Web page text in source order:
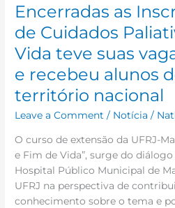
Encerradas as
de Cuidados
Vida teve suas
e recebeu alunos
território nacional
Leave a Comment / Notícia /
O curso de extensão da UFRJ-
e Fim de Vida”, surge do
Hospital Público Municipal de
UFRJ na perspectiva de
conhecimento sobre o tema e
todo
o
território